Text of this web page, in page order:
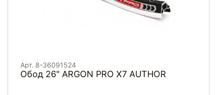
Арт. 8-36091524
Обод 26" ARGON PRO X7 AUTHOR